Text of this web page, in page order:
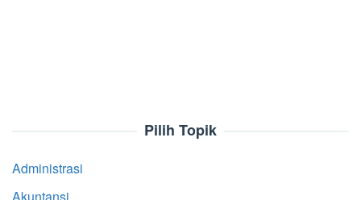
Pilih Topik
Administrasi
Akuntansi